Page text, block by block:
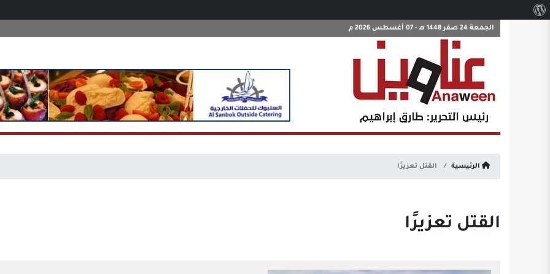
الجمعة 24 صفر 1448 هـ - 07 أغسطس 2026 م
الرئيسية القتل تعزيرًا
القتل تعزيرًا